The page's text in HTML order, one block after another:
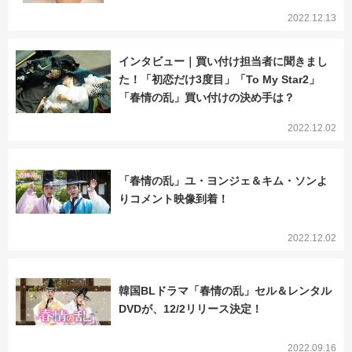
2022.12.13
インタビュー｜買い付け担当者に聞きまし
た！「初恋だけ3度目」「To My Star2」
「春情の乱」買い付けの決め手は？
2022.12.02
「春情の乱」ユ・ヨンジェ＆キム・ソンよ
りコメント映像到着！
2022.12.02
韓国BLドラマ「春情の乱」セル＆レンタル
DVDが、12/2リリース決定！
2022.09.16